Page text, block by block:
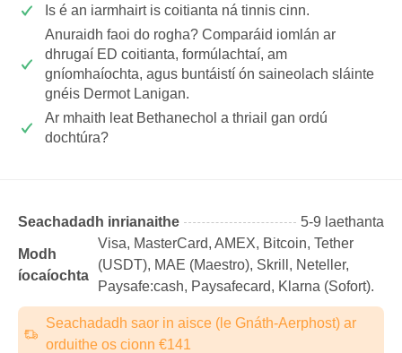
Is é an iarmhairt is coitianta ná tinnis cinn.
Anuraidh faoi do rogha? Comparáid iomlán ar
dhrugaí ED coitianta, formúlachtaí, am
gníomhaíochta, agus buntáistí ón saineolach sláinte
gnéis Dermot Lanigan.
Ar mhaith leat Bethanechol a thriail gan ordú
dochtúra?
Seachadadh inrianaithe 5-9 laethanta
Modh
íocaíochta
Visa, MasterCard, AMEX, Bitcoin, Tether
(USDТ), MAE (Maestro), Skrill, Neteller,
Paysafe:cash, Paysafecard, Klarna (Sofort).
Seachadadh saor in aisce (le Gnáth-Aerphost) ar
orduithe os cionn €141